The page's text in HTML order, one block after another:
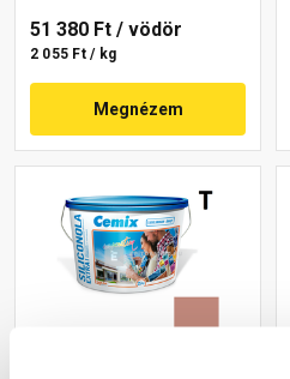
51 380 Ft / vödör
2 055 Ft / kg
Megnézem